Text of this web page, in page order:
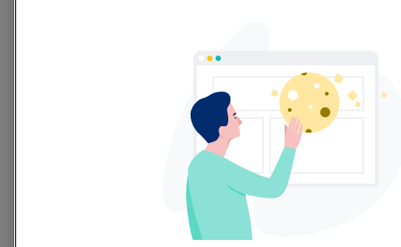
peticiones de opinión automatizadas después de cada